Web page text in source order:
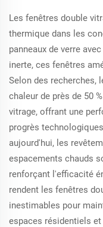
Les fenêtres double
thermique dans les
panneaux de verre
inerte, ces fenêtres
Selon des recherches,
chaleur de près de 50
vitrage, offrant une
progrès
aujourd'hui, les
espacements chauds
renforçant l'efficacité
rendent les fenêtres
inestimables pour
espaces résidentiels